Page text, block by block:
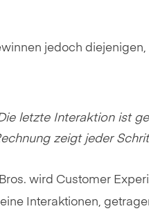
jedoch
letzte Interaktion ist
zeigt jeder
wird Customer
Interaktionen,